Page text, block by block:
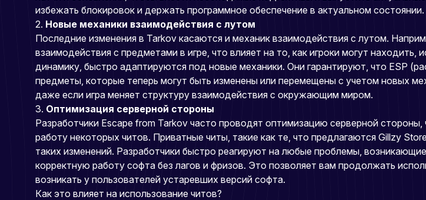
избежать блокировок и держать программное обеспечение в актуальном состоянии.
2. Новые механики взаимодействия с лутом
Последние изменения в Tarkov касаются и механик взаимодействия с лутом.
взаимодействия с предметами в игре, что влияет на то, как игроки могут
динамику, быстро адаптируются под новые механики. Они гарантируют, что ESP
предметы, которые теперь могут быть изменены или перемещены с учетом новых
даже если игра меняет структуру взаимодействия с окружающим миром.
3. Оптимизация серверной стороны
Разработчики Escape from Tarkov часто проводят оптимизацию серверной
работу некоторых читов. Приватные читы, такие как те, что предлагаются Gillzy
таких изменений. Разработчики быстро реагируют на любые проблемы,
корректную работу софта без лагов и фризов. Это позволяет вам продолжать
возникать у пользователей устаревших версий софта.
Как это влияет на использование читов?